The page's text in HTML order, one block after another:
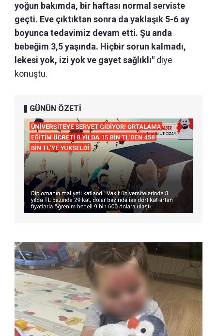
yoğun bakımda, bir haftası normal serviste
geçti. Eve çıktıktan sonra da yaklaşık 5-6 ay
boyunca tedavimiz devam etti. Şu anda
bebeğim 3,5 yaşında. Hiçbir sorun kalmadı,
lekesi yok, izi yok ve gayet sağlıklı" diye
konuştu.
GÜNÜN ÖZETİ